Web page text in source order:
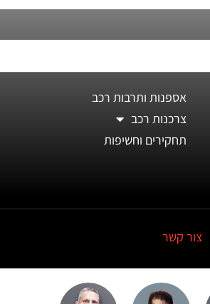
אספנות ותרבות רכב
צרכנות רכב
תחקירים וחשיפות
צור קשר